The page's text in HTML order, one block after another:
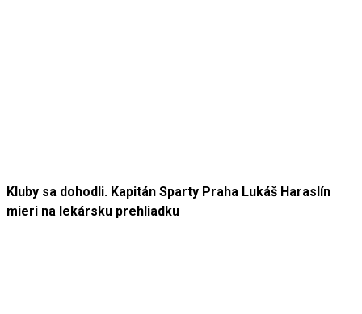
Kluby sa dohodli. Kapitán Sparty Praha Lukáš Haraslín
mieri na lekársku prehliadku